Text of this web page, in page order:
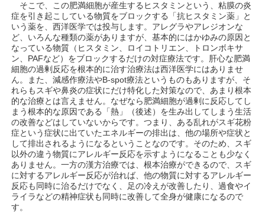
そこで、この肥満細胞が産生するヒスタミンという、粘膜の炎
症を引き起こしている物質をブロックする「抗ヒスタミン薬」と
いう薬を、西洋医学では投与します。アレグラやアレジオンな
ど、いろんな種類の薬がありますが、基本的にはかゆみの原因と
なっている物質（ヒスタミン、ロイコトリエン、トロンボキサ
ン、PAFなど）をブロックするだけの対症療法です。肝心な肥満
細胞の過剰反応を根本的に治す治療法は西洋医学にはありませ
ん。また、減感作療法やB-spot療法というものもありますが、そ
れらもスギや鼻炎の症状にだけ特化した対策なので、あまり根本
的な治療とは言えません。なぜなら肥満細胞が過剰に反応してし
まう根本的な原因である「熱」（後述）を生み出してしまう生活
の改善などはしていないからです。つまり、ある乱れがスギ花粉
症という症状に出ていたエネルギーの排出は、他の場所や症状と
して排出されるようになるということなのです。そのため、スギ
以外の違う物質にアレルギー反応を示すようになることも少なく
ありません。一方の漢方治療では、根本治療ができるので、スギ
に対するアレルギー反応が治れば、他の物質に対するアレルギー
反応も同時に治るだけでなく、足の冷えが改善したり、過食やイ
ライラなどの精神症状も同時に改善して全身が健康になるので
す。